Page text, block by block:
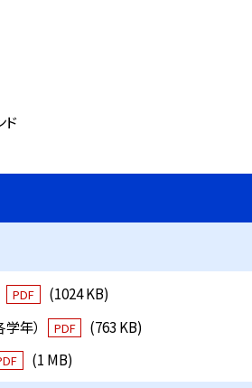
ド
PDF
(1024 KB)
年）
PDF
(763 KB)
(1 MB)